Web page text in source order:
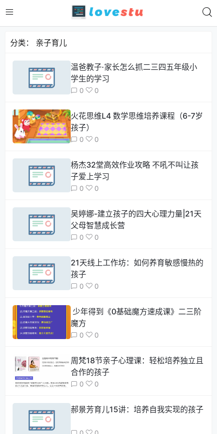
分类： 亲子育儿
温爸教子·家长怎么抓二三四五年级小
学生的学习
0 0
火花思维L4 数学思维培养课程（6-7岁
孩子）
0 0
杨杰32堂高效作业攻略 不吼不叫让孩
子爱上学习
0 0
吴婷娜-建立孩子的四大心理力量|21天
父母智慧成长营
0 0
21天线上工作坊：如何养育敏感慢热的
孩子
0 0
少年得到《0基础魔方速成课》二三阶
魔方
0 0
周梵18节亲子心理课：轻松培养独立且
合作的孩子
0 0
郝景芳育儿15讲：培养自我实现的孩子